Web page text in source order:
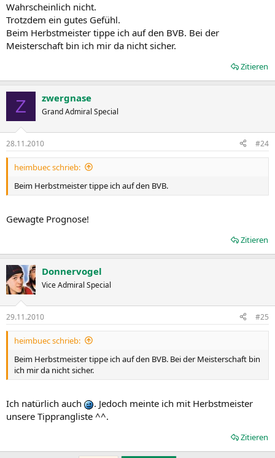
Wahrscheinlich nicht.
Trotzdem ein gutes Gefühl.
Beim Herbstmeister tippe ich auf den BVB. Bei der
Meisterschaft bin ich mir da nicht sicher.
Zitieren
Z zwergnase
Grand Admiral Special
28.11.2010 #24
heimbuec schrieb:
Beim Herbstmeister tippe ich auf den BVB.
Gewagte Prognose!
Zitieren
Donnervogel
Vice Admiral Special
29.11.2010 #25
heimbuec schrieb:
Beim Herbstmeister tippe ich auf den BVB. Bei der Meisterschaft bin
ich mir da nicht sicher.
Ich natürlich auch
. Jedoch meinte ich mit Herbstmeister
unsere Tipprangliste ^^.
Zitieren